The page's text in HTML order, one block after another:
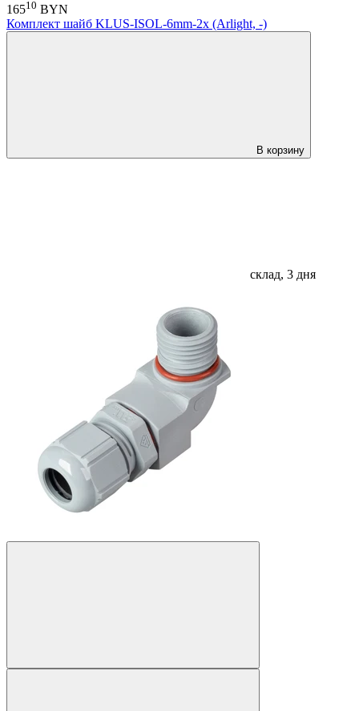
16510 BYN
Комплект шайб KLUS-ISOL-6mm-2x (Arlight, -)
В корзину
склад, 3 дня